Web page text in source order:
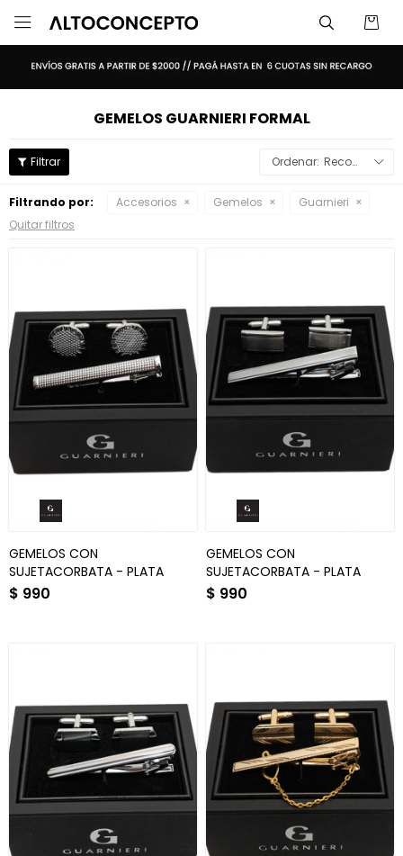

GEMELOS GUARNIERI FORMAL
Recomendados
Filtrando por: Accesorios Gemelos
Guarnieri
Quitar filtros
GEMELOS CON
SUJETACORBATA - PLATA
$ 990
GEMELOS CON
SUJETACORBATA - PLATA
$ 990